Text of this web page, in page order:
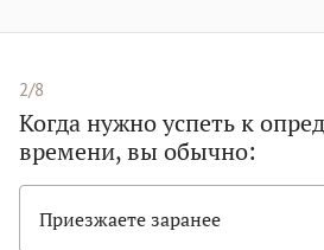
2/8
Когда нужно успеть к
времени, вы обычно:
Приезжаете заранее